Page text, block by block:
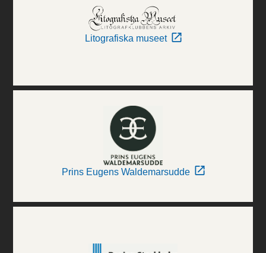
Litografiska museet
Prins Eugens Waldemarsudde